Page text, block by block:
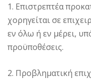
1. Επιστρεπτέα
χορηγείται σε
εν όλω ή εν μέρει,
προϋποθέσεις.
2. Προβληματική